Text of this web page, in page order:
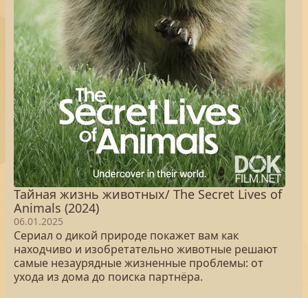
Тайная жизнь животных/ The Secret Lives of
Animals (2024)
06.01.2025
Сериал о дикой природе покажет вам как
находчиво и изобретательно животные решают
самые незаурядные жизненные проблемы: от
ухода из дома до поиска партнёра.